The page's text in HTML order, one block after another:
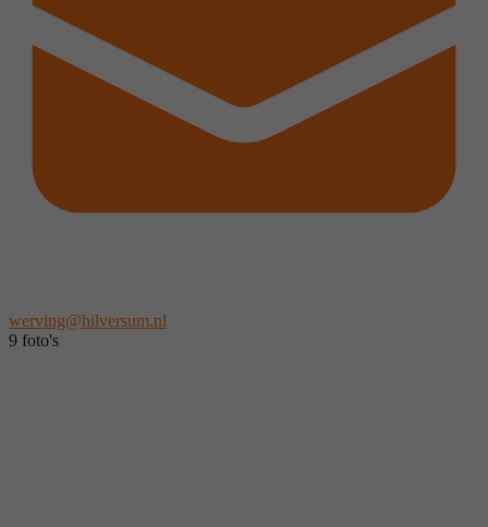
werving@hilversum.nl
9 foto's